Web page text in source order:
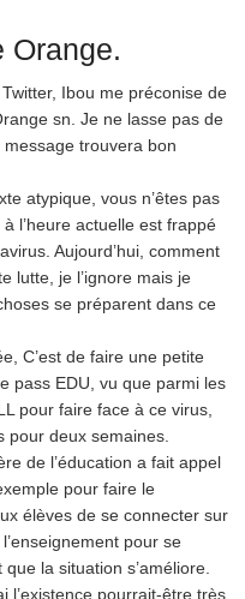
Orange.
Ibou me préconise de
sn. Je ne lasse pas de
trouvera bon
atypique, vous n’êtes pas
l’heure actuelle est frappé
Aujourd’hui, comment
lutte, je l’ignore mais je
se préparent dans ce
C’est de faire une petite
pass EDU, vu que parmi les
pour faire face à ce virus,
pour deux semaines.
de l’éducation a fait appel
pour faire le
élèves de se connecter sur
pour se
la situation s’améliore.
l’existence pourrait-être très